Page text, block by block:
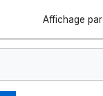
Affichage par